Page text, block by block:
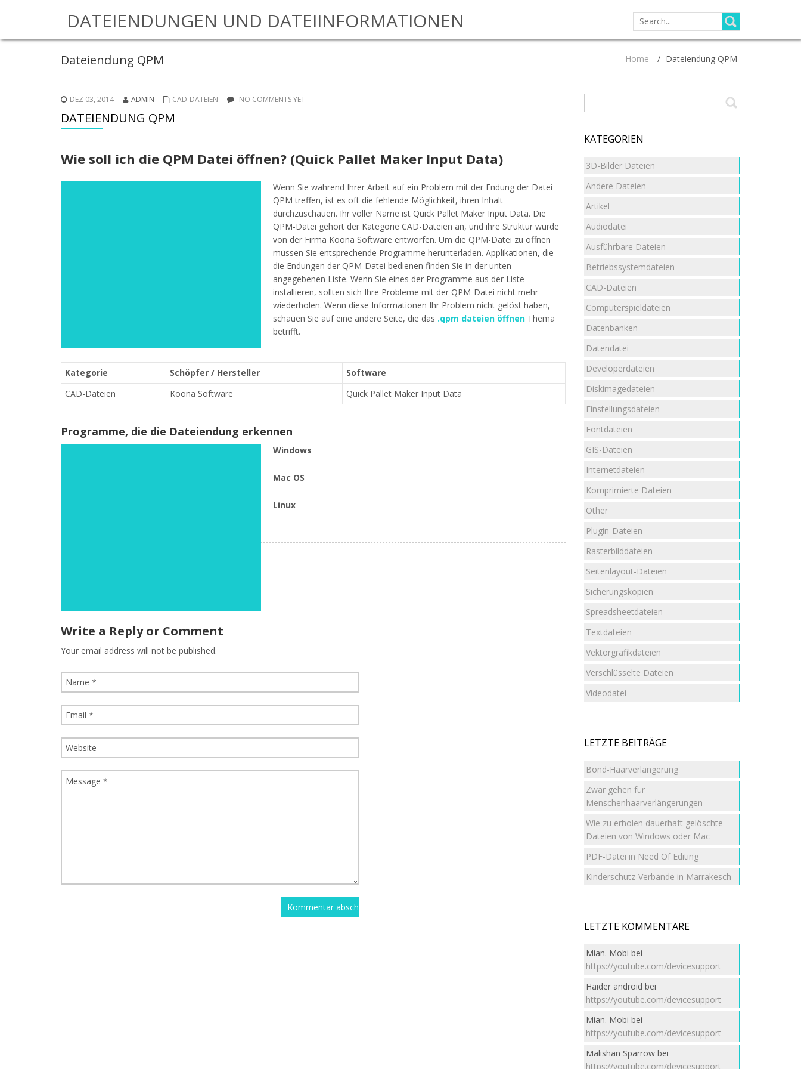
DATEIENDUNGEN UND DATEIINFORMATIONEN
SEARCH
FOR:
Dateiendung QPM Home / Dateiendung QPM
DEZ 03, 2014 ADMIN CAD-DATEIEN NO COMMENTS YET
DATEIENDUNG QPM
Wie soll ich die QPM Datei öffnen? (Quick Pallet Maker Input Data)
Wenn Sie während Ihrer Arbeit auf ein Problem mit der Endung der Datei
QPM treffen, ist es oft die fehlende Möglichkeit, ihren Inhalt
durchzuschauen. Ihr voller Name ist Quick Pallet Maker Input Data. Die
QPM-Datei gehört der Kategorie CAD-Dateien an, und ihre Struktur wurde
von der Firma Koona Software entworfen. Um die QPM-Datei zu öffnen
müssen Sie entsprechende Programme herunterladen. Applikationen, die
die Endungen der QPM-Datei bedienen finden Sie in der unten
angegebenen Liste. Wenn Sie eines der Programme aus der Liste
installieren, sollten sich Ihre Probleme mit der QPM-Datei nicht mehr
wiederholen. Wenn diese Informationen Ihr Problem nicht gelöst haben,
schauen Sie auf eine andere Seite, die das .qpm dateien öffnen Thema
betrifft.
Kategorie Schöpfer / Hersteller
Software
CAD-Dateien
Koona Software Quick Pallet Maker Input Data
Programme, die die Dateiendung erkennen
Windows
Mac OS
Linux
Write a Reply or Comment
Your email address will not be published.
KATEGORIEN
3D-Bilder Dateien
Andere Dateien
Artikel
Audiodatei
Ausführbare Dateien
Betriebssystemdateien
CAD-Dateien
Computerspieldateien
Datenbanken
Datendatei
Developerdateien
Diskimagedateien
Einstellungsdateien
Fontdateien
GIS-Dateien
Internetdateien
Komprimierte Dateien
Other
Plugin-Dateien
Rasterbilddateien
Seitenlayout-Dateien
Sicherungskopien
Spreadsheetdateien
Textdateien
Vektorgrafikdateien
Verschlüsselte Dateien
Videodatei
LETZTE BEITRÄGE
Bond-Haarverlängerung
Zwar gehen für
Menschenhaarverlängerungen
Wie zu erholen dauerhaft gelöschte
Dateien von Windows oder Mac
PDF-Datei in Need Of Editing
Kinderschutz-Verbände in Marrakesch
LETZTE KOMMENTARE
Mian. Mobi bei
https://youtube.com/devicesupport
Haider android bei
https://youtube.com/devicesupport
Mian. Mobi bei
https://youtube.com/devicesupport
Malishan Sparrow bei
https://youtube.com/devicesupport